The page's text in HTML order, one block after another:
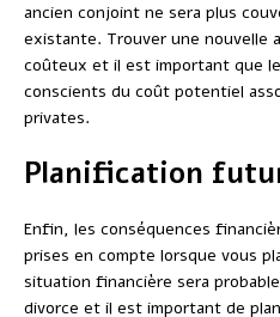
ancien conjoint ne sera plus
existante. Trouver une nouvelle
coûteux et il est important que
conscients du coût potentiel
privates.
Planification
Enfin, les conséquences
prises en compte lorsque vous
situation financière sera
divorce et il est important de